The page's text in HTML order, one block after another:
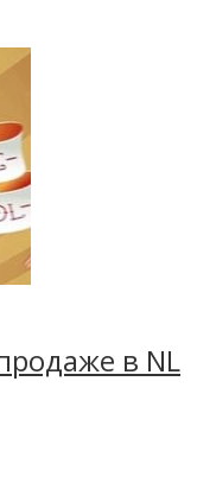
в NL